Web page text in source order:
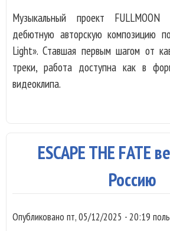
Музыкальный проект FULLMOON
дебютную авторскую композицию
Light». Ставшая первым шагом от
треки, работа доступна как в
видеоклипа.
ESCAPE THE FATE
Россию
Опубликовано пт, 05/12/2025 - 20:19